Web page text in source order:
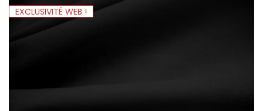
EXCLUSIVITÉ WEB !